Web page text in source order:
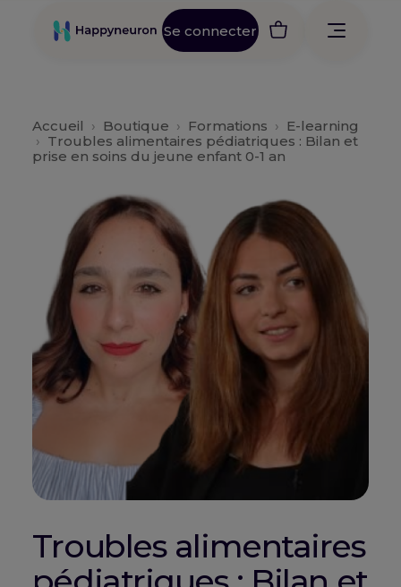
Se connecter
Accueil › Boutique › Formations › E-learning
› Troubles alimentaires pédiatriques : Bilan et
prise en soins du jeune enfant 0-1 an
Troubles alimentaires